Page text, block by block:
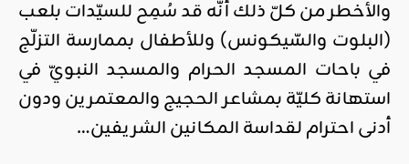
والأخطر من كلّ ذلك أنّه قد سُمِح للسيّدات بلعب
(البلوت والسّيكونس) وللأطفال بممارسة التزلّج
في باحات المسجد الحرام والمسجد النبويّ في
استهانة كليّة بمشاعر الحجيج والمعتمرين ودون
أدنى احترام لقداسة المكانين الشريفين…